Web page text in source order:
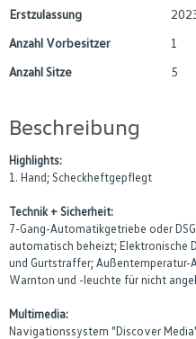
Erstzulassung
Anzahl Vorbesitzer
1
Anzahl Sitze
5
Beschreibung
Highlights:
1. Hand; Scheckheftgepflegt
Technik + Sicherheit:
7-Gang-Automatikgetriebe oder
automatisch beheizt; Elektronische
und Gurtstraffer; Außentemperatur-
Warnton und -leuchte für nicht
Multimedia:
Navigationssystem "Discover